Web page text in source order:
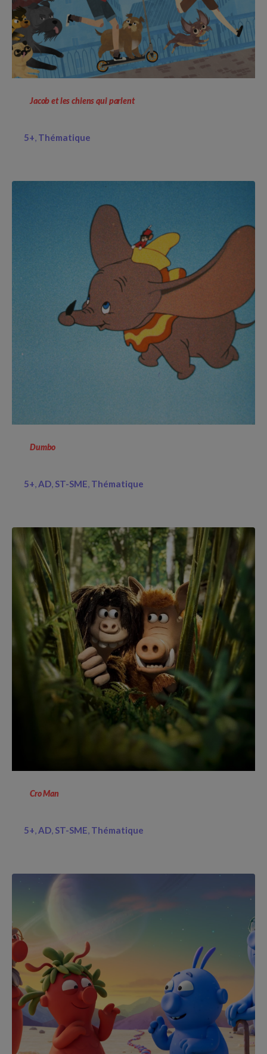
Jacob et les chiens qui parlent
5+ Thématique
Dumbo
5+ AD ST-SME Thématique
Cro Man
5+ AD ST-SME Thématique